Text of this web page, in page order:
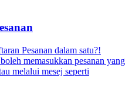
Pesanan dalam satu?!
memasukkan pesanan yang
melalui mesej seperti